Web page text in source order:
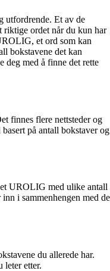
utfordrende. Et av de
riktige ordet når du kun har
et ord som kan
bokstavene det kan
deg med å finne det rette
finnes flere nettsteder og
på antall bokstaver og
UROLIG med ulike antall
i sammenhengen med de
du allerede har.
leter etter.